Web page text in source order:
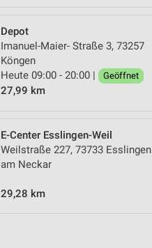
Depot
Imanuel-Maier- Straße 3, 73257
Köngen
Heute 09:00 - 20:00 |
Geöffnet
27,99 km
E-Center Esslingen-Weil
Weilstraße 227, 73733 Esslingen
am Neckar
29,28 km